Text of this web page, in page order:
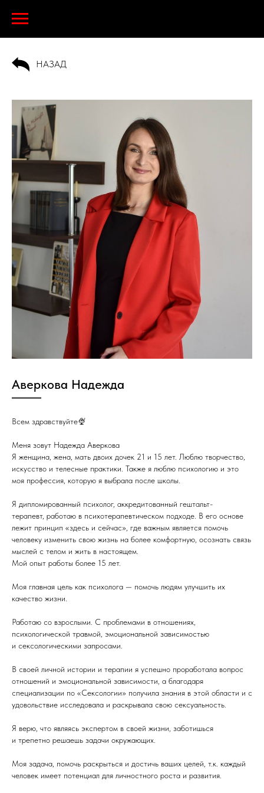
НАЗАД
Аверкова Надежда
Всем здравствуйте🍨
Меня зовут Надежда Аверкова
Я женщина, жена, мать двоих дочек 21 и 15 лет. Люблю творчество,
искусство и телесные практики. Также я люблю психологию и это
моя профессия, которую я выбрала после школы.
Я дипломированный психолог, аккредитованный гештальт-
терапевт, работаю в психотерапевтическом подходе. В его основе
лежит принцип «здесь и сейчас», где важным является помочь
человеку изменить свою жизнь на более комфортную, осознать связь
мыслей с телом и жить в настоящем.
Мой опыт работы более 15 лет.
Моя главная цель как психолога — помочь людям улучшить их
качество жизни.
Работаю со взрослыми. С проблемами в отношениях,
психологической травмой, эмоциональной зависимостью
‌и сексологическими запросами.
В своей личной истории и терапии ‌я успешно проработала вопрос
отношений и эмоциональной зависимости, а благодаря
специализации по «Сексологии» получила знания в этой области и с
удовольствие исследовала и раскрывала свою сексуальность.
Я верю, что являясь экспертом в своей жизни, заботишься
‌и трепетно решаешь задачи окружающих.
Моя задача, помочь раскрыться и достичь ваших целей, т.к. каждый
человек имеет потенциал для личностного роста и развития.